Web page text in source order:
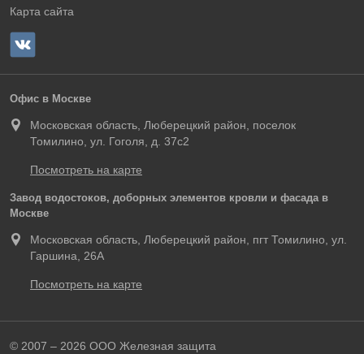
Карта сайта
Офис в Москве
Московская область, Люберецкий район, поселок
Томилино, ул. Гоголя, д. 37с2
Посмотреть на карте
Завод водостоков, доборных элементов кровли и фасада в
Москве
Московская область, Люберецкий район, пгт Томилино, ул.
Гаршина, 26А
Посмотреть на карте
© 2007 – 2026 ООО Железная защита